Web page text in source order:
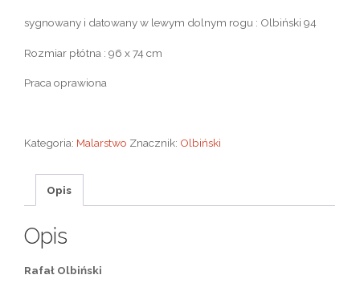
sygnowany i datowany w lewym dolnym rogu : Olbiński 94
Rozmiar płótna : 96 x 74 cm
Praca oprawiona
Kategoria: Malarstwo Znacznik: Olbiński
Opis
Opis
Rafał Olbiński